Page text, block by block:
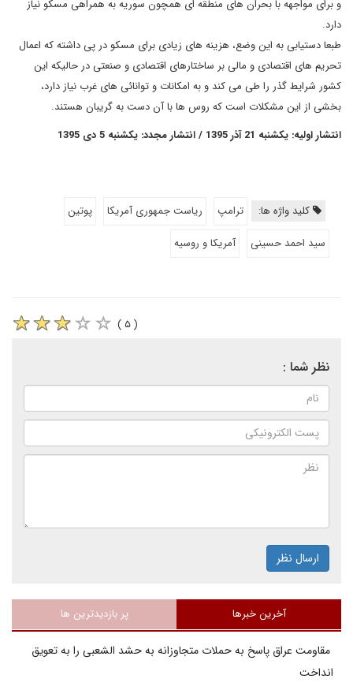
و برای مواجهه با بحران های منطقه ای همچون سوریه به همراهی مسکو نیاز
دارد.
طبعا دستیابی به این وضع، هزینه های زیادی برای مسکو در پی داشته که اعمال
تحریم های اقتصادی و مالی بر ساختارهای اقتصادی و صنعتی در حالیکه این
کشور شرایط گذر را طی می کند و به امکانات و توانائی های غرب نیاز دارد،
بخشی از این مشکلات است که روس ها با آن دست به گریبان هستند.
انتشار اولیه: یکشنبه 21 آذر 1395 / انتشار مجدد: یکشنبه 5 دی 1395
کلید واژه ها: ترامپ ریاست جمهوری آمریکا
پوتین
سید احمد حسینی
آمریکا و روسیه
( ۵ )
نظر شما :
ارسال نظر
آخرین خبرها پر بازدیدترین ها
مقاومت عراق پاسخ به حملات متجاوزانه به حشد الشعبی را به تعویق
انداخت